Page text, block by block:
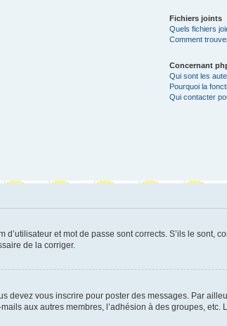
Fichiers joints
Quels fichiers
Comment
Concernant
Qui sont les
Pourquoi la
Qui contacter
et mot de passe sont corrects. S’ils le sont,
de la corriger.
devez vous inscrire pour poster des messages. Par
aux autres membres, l’adhésion à des groupes, etc.